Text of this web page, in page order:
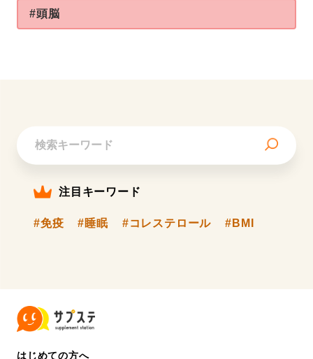
#頭脳
注目キーワード
#免疫 #睡眠 #コレステロール #BMI
はじめての方へ